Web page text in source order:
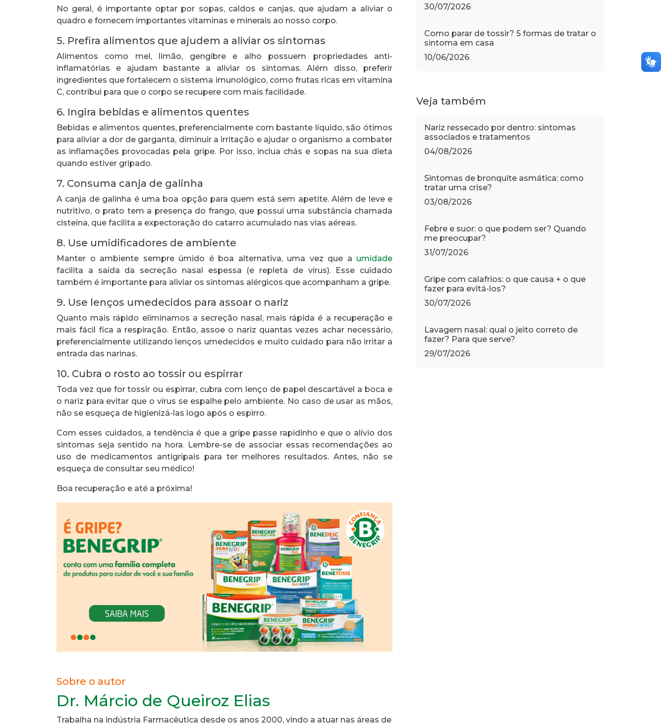
No geral, é importante optar por sopas, caldos e canjas, que ajudam a aliviar o
quadro e fornecem importantes vitaminas e minerais ao nosso corpo.
5. Prefira alimentos que ajudem a aliviar os sintomas
Alimentos como mel, limão, gengibre e alho possuem propriedades anti-
inflamatórias e ajudam bastante a aliviar os sintomas. Além disso, preferir
ingredientes que fortalecem o sistema imunológico, como frutas ricas em vitamina
C, contribui para que o corpo se recupere com mais facilidade.
6. Ingira bebidas e alimentos quentes
Bebidas e alimentos quentes, preferencialmente com bastante líquido, são ótimos
para aliviar a dor de garganta, diminuir a irritação e ajudar o organismo a combater
as inflamações provocadas pela gripe. Por isso, inclua chás e sopas na sua dieta
quando estiver gripado.
7. Consuma canja de galinha
A canja de galinha é uma boa opção para quem está sem apetite. Além de leve e
nutritivo, o prato tem a presença do frango, que possui uma substância chamada
cisteína, que facilita a expectoração do catarro acumulado nas vias aéreas.
8. Use umidificadores de ambiente
Manter o ambiente sempre úmido é boa alternativa, uma vez que a umidade
facilita a saída da secreção nasal espessa (e repleta de vírus). Esse cuidado
também é importante para aliviar os sintomas alérgicos que acompanham a gripe.
9. Use lenços umedecidos para assoar o nariz
Quanto mais rápido eliminamos a secreção nasal, mais rápida é a recuperação e
mais fácil fica a respiração. Então, assoe o nariz quantas vezes achar necessário,
preferencialmente utilizando lenços umedecidos e muito cuidado para não irritar a
entrada das narinas.
10. Cubra o rosto ao tossir ou espirrar
Toda vez que for tossir ou espirrar, cubra com lenço de papel descartável a boca e
o nariz para evitar que o vírus se espalhe pelo ambiente. No caso de usar as mãos,
não se esqueça de higienizá-las logo após o espirro.
Com esses cuidados, a tendência é que a gripe passe rapidinho e que o alívio dos
sintomas seja sentido na hora. Lembre-se de associar essas recomendações ao
uso de medicamentos antigripais para ter melhores resultados. Antes, não se
esqueça de consultar seu médico!
Boa recuperação e até a próxima!
Sobre o autor
Dr. Márcio de Queiroz Elias
Trabalha na indústria Farmacêutica desde os anos 2000, vindo a atuar nas áreas de
30/07/2026
Como parar de tossir? 5 formas de tratar o
sintoma em casa
10/06/2026
Veja também
Nariz ressecado por dentro: sintomas
associados e tratamentos
04/08/2026
Sintomas de bronquite asmática: como
tratar uma crise?
03/08/2026
Febre e suor: o que podem ser? Quando
me preocupar?
31/07/2026
Gripe com calafrios: o que causa + o que
fazer para evitá-los?
30/07/2026
Lavagem nasal: qual o jeito correto de
fazer? Para que serve?
29/07/2026